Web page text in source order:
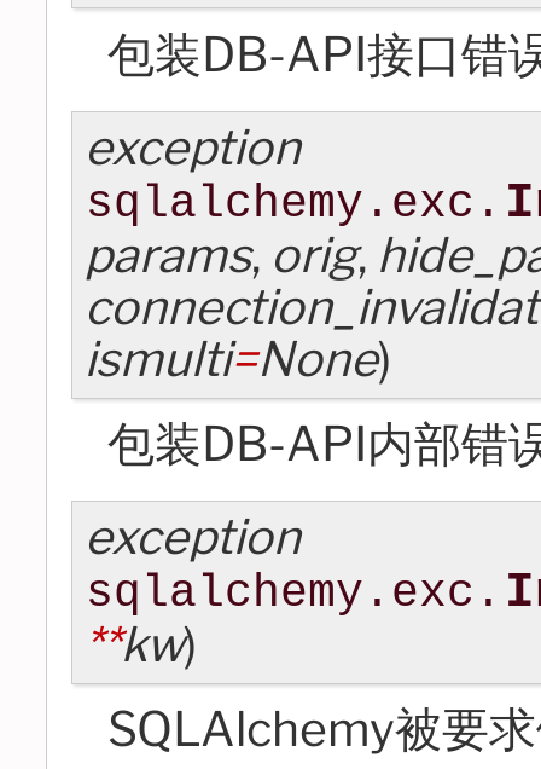
包装DB-API接口错
exception
sqlalchemy.exc.
params, orig,
ismulti=None)
包装DB-API内部错
exception
sqlalchemy.exc.
**kw)
SQLAlchemy被要